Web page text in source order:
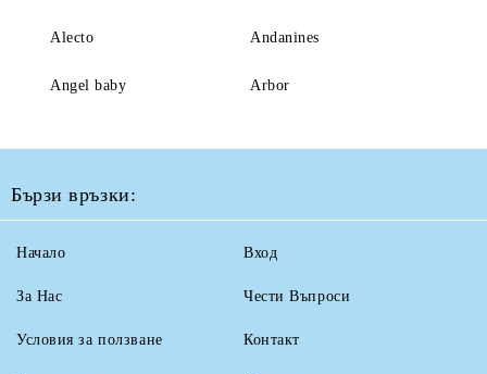
Alecto Andanines
Angel baby Arbor
Бързи връзки:
Начало
За Нас
Условия за ползване
Вход
Чести Въпроси
Контакт